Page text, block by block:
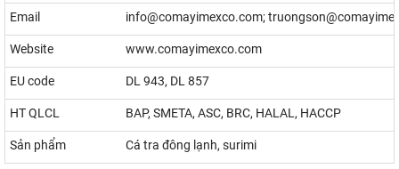
Email info@comayimexco.com;
Website www.comayimexco.com
EU code DL 943, DL 857
HT QLCL BAP, SMETA, ASC, BRC, HALAL, HACCP
Sản phẩm Cá tra đông lạnh, surimi